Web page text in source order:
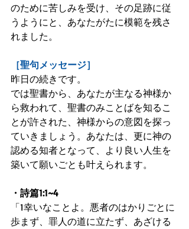
のために苦しみを受け、その足跡に従
うようにと、あなたがたに模範を残さ
れました。
［聖句メッセージ］
昨日の続きです。
では聖書から、あなたが主なる神様か
ら救われて、聖書のみことばを知るこ
とが許された、神様からの意図を探っ
ていきましょう。あなたは、更に神の
認める知者となって、より良い人生を
築いて願いごとも叶えられます。
・詩篇1:1~4
「1幸いなことよ。悪者のはかりごとに
歩まず、罪人の道に立たず、あざける